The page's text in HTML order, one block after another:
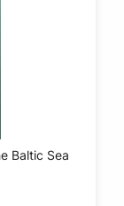
Baltic Sea